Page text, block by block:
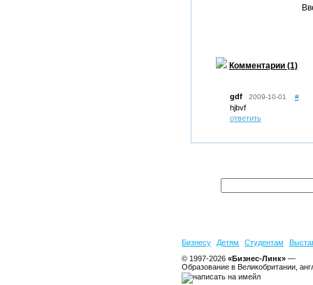
Комментарии (1)
gdf 2009-10-01 #
hjbvf
ответить
Бизнесу Детям Студентам
© 1997-2026 «Бизнес-Линк» —
Образование в Великобритании,